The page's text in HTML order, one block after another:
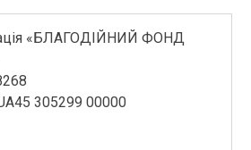
«БЛАГОДІЙНИЙ ФОНД
305299 00000